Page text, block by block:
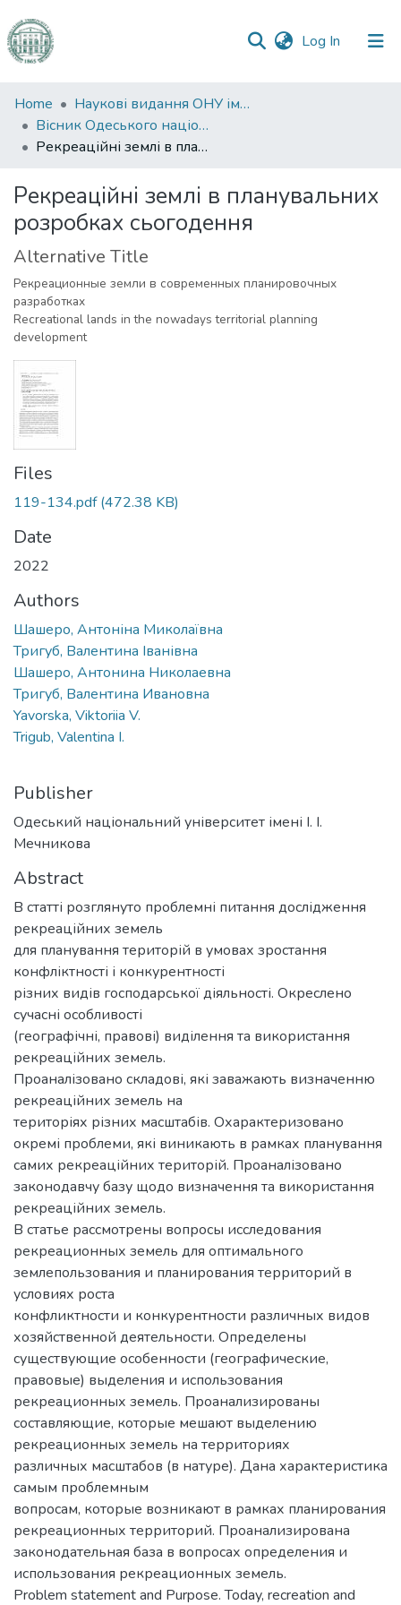
Log In (current)
Communities
&
Collections
Statistics
Home
Наукові видання ОНУ імені І. І. Мечникова
Вісник Одеського національного університету. Географічні та геологічні науки
Рекреаційні землі в планувальних розробках сьогодення
Рекреаційні землі в планувальних
розробках сьогодення
Alternative Title
Рекреационные земли в современных планировочных
разработках
Recreational lands in the nowadays territorial planning
development
Files
119-134.pdf(472.38 KB)
Date
2022
Authors
Шашеро, Антоніна Миколаївна
Тригуб, Валентина Іванівна
Шашеро, Антонина Николаевна
Тригуб, Валентина Ивановна
Yavorska, Viktoriia V.
Trigub, Valentina I.
Publisher
Одеський національний університет імені І. І.
Мечникова
Abstract
В статті розглянуто проблемні питання дослідження
рекреаційних земель
для планування територій в умовах зростання
конфліктності і конкурентності
різних видів господарської діяльності. Окреслено
сучасні особливості
(географічні, правові) виділення та використання
рекреаційних земель.
Проаналізовано складові, які заважають визначенню
рекреаційних земель на
територіях різних масштабів. Охарактеризовано
окремі проблеми, які виникають в рамках планування
самих рекреаційних територій. Проаналізовано
законодавчу базу щодо визначення та використання
рекреаційних земель.
В статье рассмотрены вопросы исследования
рекреационных земель для оптимального
землепользования и планирования территорий в
условиях роста
конфликтности и конкурентности различных видов
хозяйственной деятельности. Определены
существующие особенности (географические,
правовые) выделения и использования
рекреационных земель. Проанализированы
составляющие, которые мешают выделению
рекреационных земель на территориях
различных масштабов (в натуре). Дана характеристика
самым проблемным
вопросам, которые возникают в рамках планирования
рекреационных территорий. Проанализирована
законодательная база в вопросах определения и
использования рекреационных земель.
Problem statement and Purpose. Today, recreation and